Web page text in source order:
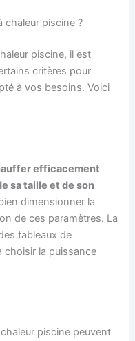
chaleur piscine ?
piscine, il est
critères pour
à vos besoins. Voici
efficacement
sa taille et de son
dimensionner la
de ces paramètres. La
tableaux de
choisir la puissance
piscine peuvent